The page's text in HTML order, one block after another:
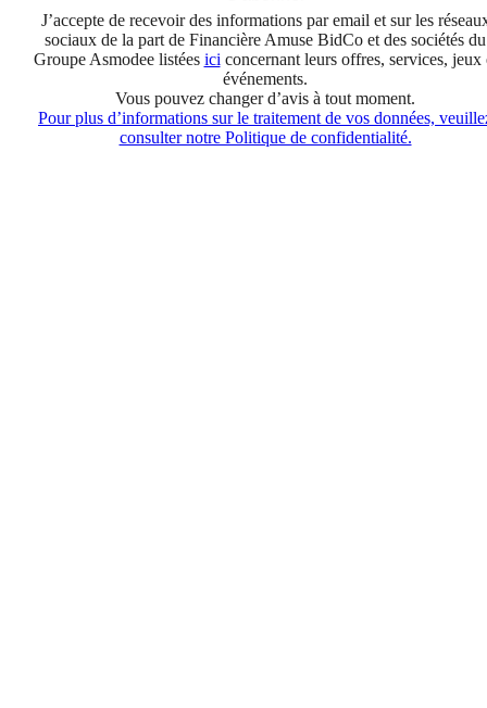
J’accepte de recevoir des informations par email et sur les
sociaux de la part de Financière Amuse BidCo et des sociétés du
Groupe Asmodee listées ici concernant leurs offres, services, jeux
événements.
Vous pouvez changer d’avis à tout moment.
Pour plus d’informations sur le traitement de vos données,
consulter notre Politique de confidentialité.